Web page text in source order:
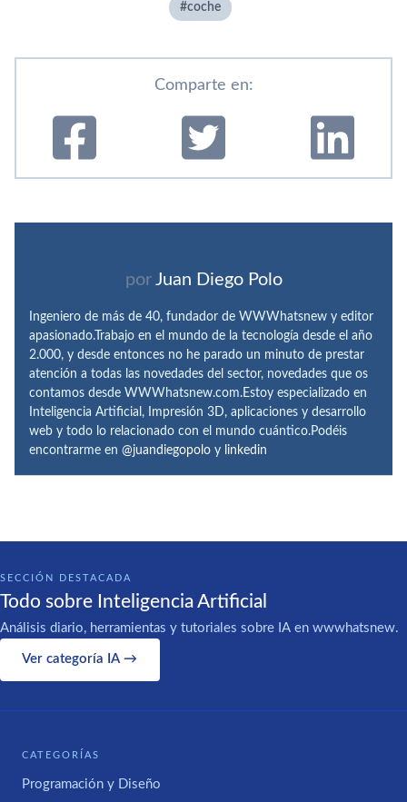
coche
Comparte en:
por Juan Diego Polo
Ingeniero de más de 40, fundador de WWWhatsnew y editor
apasionado.Trabajo en el mundo de la tecnología desde el año
2.000, y desde entonces no he parado un minuto de prestar
atención a todas las novedades del sector, novedades que os
contamos desde WWWhatsnew.com.Estoy especializado en
Inteligencia Artificial, Impresión 3D, aplicaciones y desarrollo
web y todo lo relacionado con el mundo cuántico.Podéis
encontrarme en @juandiegopolo y linkedin
SECCIÓN DESTACADA
Todo sobre Inteligencia Artificial
Análisis diario, herramientas y tutoriales sobre IA en wwwhatsnew.
Ver categoría IA →
CATEGORÍAS
Programación y Diseño